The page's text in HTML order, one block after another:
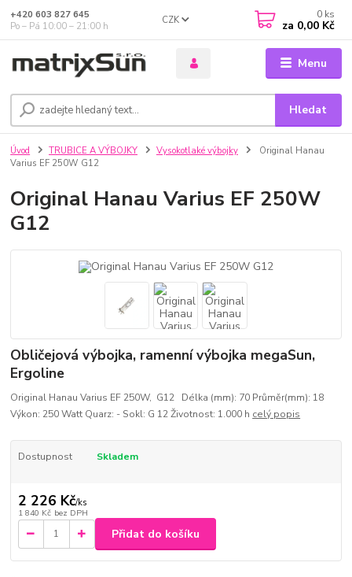
Menu
CZK
Hledat
+420 603 827 645
Po – Pá 10:00 – 21:00 h
0 ks
za 0,00 Kč
Úvod TRUBICE A VÝBOJKY Vysokotlaké výbojky
Original Hanau
Varius EF 250W G12
Original Hanau Varius EF 250W
G12
Obličejová výbojka, ramenní výbojka megaSun,
Ergoline
Original Hanau Varius EF 250W, G12 Délka (mm): 70 Průměr(mm): 18
Výkon: 250 Watt Quarz: - Sokl: G 12 Životnost: 1.000 h celý popis
Dostupnost Skladem
2 226 Kč/ks
1 840 Kč bez DPH
Přidat do košíku